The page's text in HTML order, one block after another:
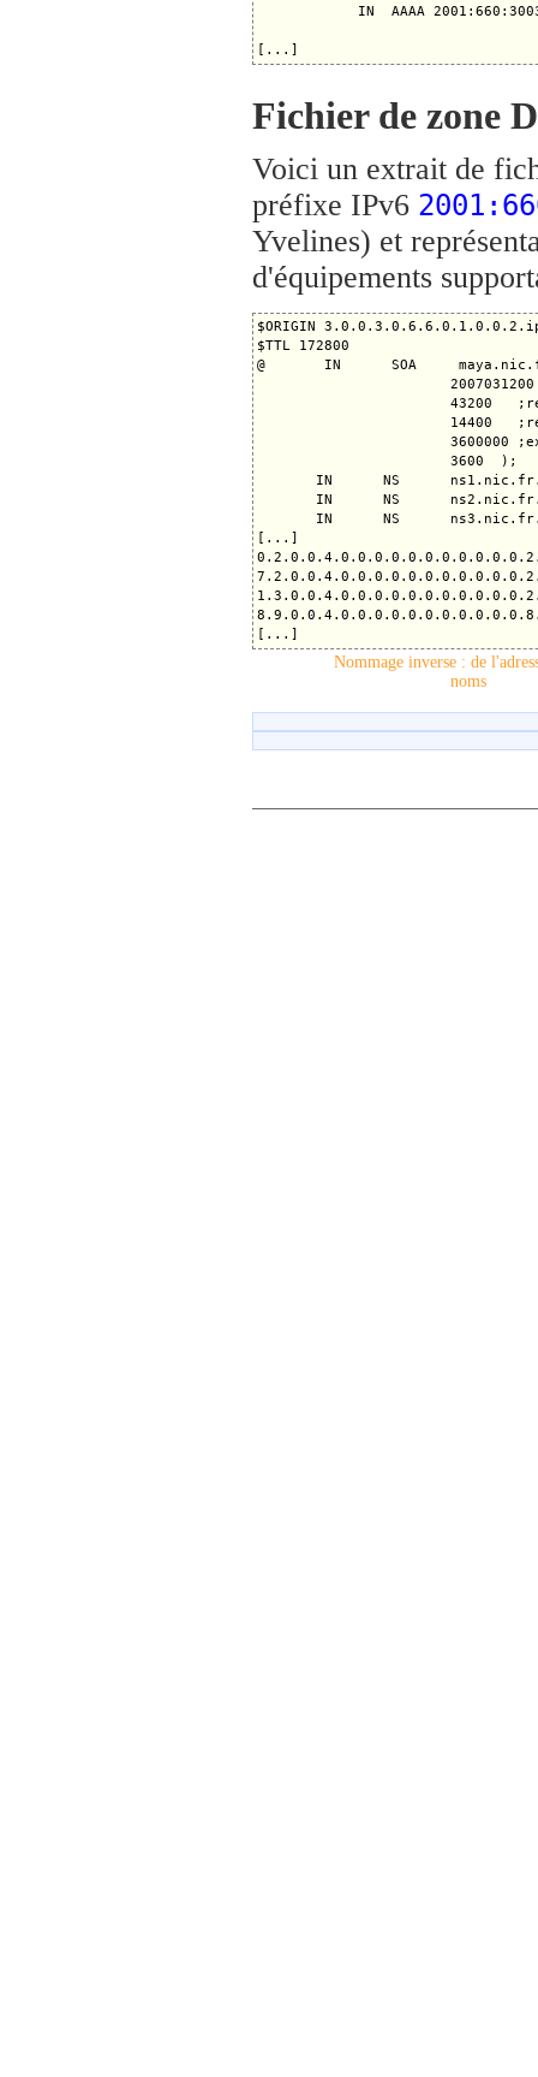
IN  AAAA
Fichier de zone
Voici un extrait de
préfixe IPv6
Yvelines) et
d'équipements
$ORIGIN
$TTL 172800
@       IN      SOA
43200
14400
3600000
                       3600  );
IN      NS
IN      NS
IN      NS
[...]
Nommage inverse : de
noms